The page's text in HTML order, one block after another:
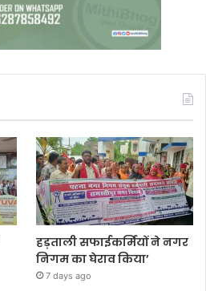
हड़ताली सफाईकर्मियों ने नगर
निगम का घेराव किया’
7 days ago